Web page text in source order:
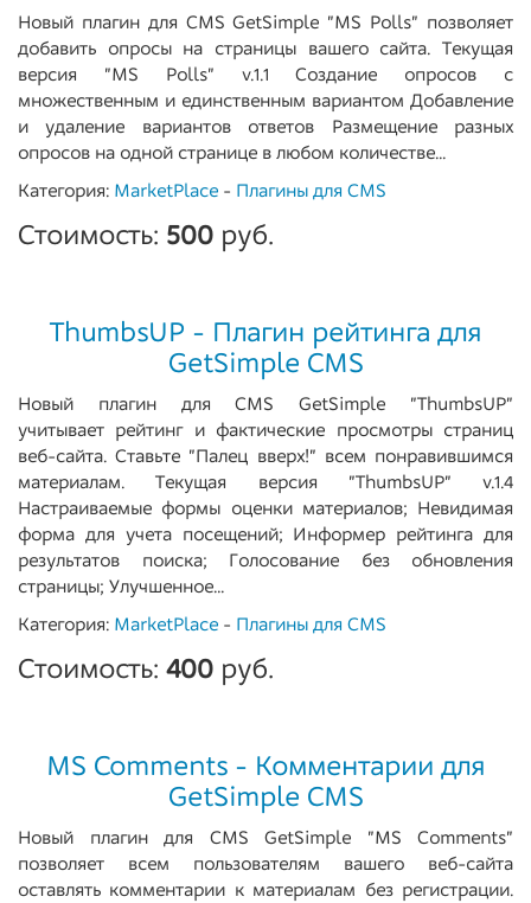
Новый плагин для CMS GetSimple "MS Polls" позволяет
добавить опросы на страницы вашего сайта. Текущая
версия "MS Polls" v.1.1 Создание опросов с
множественным и единственным вариантом Добавление
и удаление вариантов ответов Размещение разных
опросов на одной странице в любом количестве...
Категория: MarketPlace - Плагины для CMS
Стоимость: 500 руб.
ThumbsUP - Плагин рейтинга для
GetSimple CMS
Новый плагин для CMS GetSimple "ThumbsUP"
учитывает рейтинг и фактические просмотры страниц
веб-сайта. Ставьте "Палец вверх!" всем понравившимся
материалам. Текущая версия "ThumbsUP" v.1.4
Настраиваемые формы оценки материалов; Невидимая
форма для учета посещений; Информер рейтинга для
результатов поиска; Голосование без обновления
страницы; Улучшенное...
Категория: MarketPlace - Плагины для CMS
Стоимость: 400 руб.
MS Comments - Комментарии для
GetSimple CMS
Новый плагин для CMS GetSimple "MS Comments"
позволяет всем пользователям вашего веб-сайта
оставлять комментарии к материалам без регистрации.